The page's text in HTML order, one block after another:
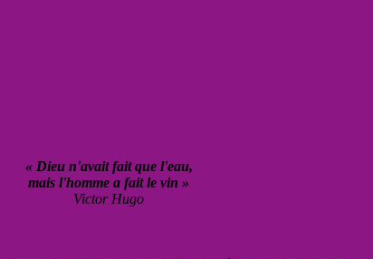
« Dieu n'avait fait que l'eau,
mais l'homme a fait le vin »
Victor Hugo